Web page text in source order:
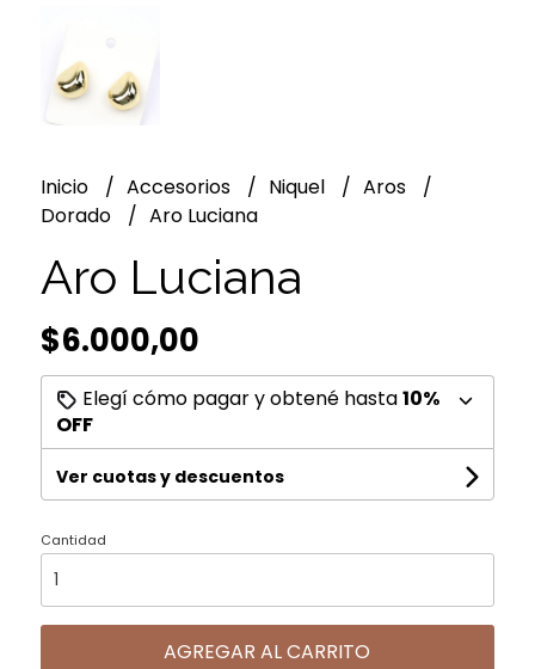
Inicio Accesorios Niquel
Aros
Dorado
Aro Luciana
Aro Luciana
$6.000,00
Elegí cómo pagar y obtené hasta10%
OFF
Ver cuotas y descuentos
Cantidad
AGREGAR AL CARRITO